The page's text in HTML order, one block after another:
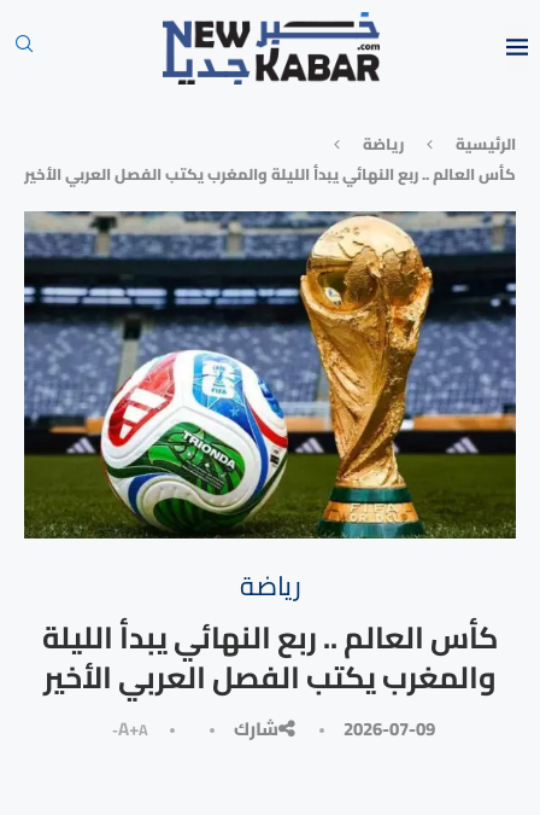
الرئيسية
رياضة
كأس العالم .. ربع النهائي يبدأ الليلة والمغرب يكتب الفصل العربي الأخير
رياضة
كأس العالم .. ربع النهائي يبدأ الليلة
والمغرب يكتب الفصل العربي الأخير
2026-07-09 شارك A+A-